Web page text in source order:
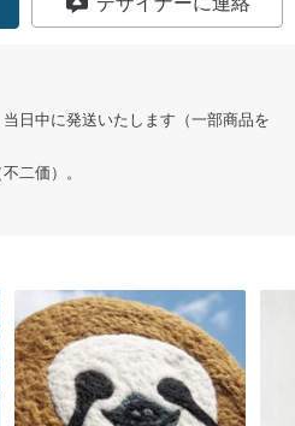
日中に発送いたします（一部商品を
二価）。